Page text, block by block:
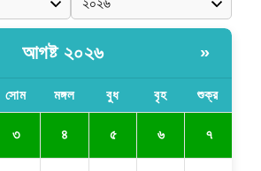
আগষ্ট ২০২৬ »
সোম মঙ্গল বুধ বৃহ শুক্র
৩ ৪ ৫ ৬ ৭